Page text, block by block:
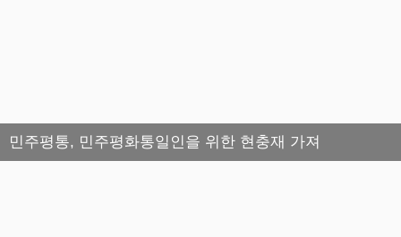
민주평통, 민주평화통일인을 위한 현충재 가져